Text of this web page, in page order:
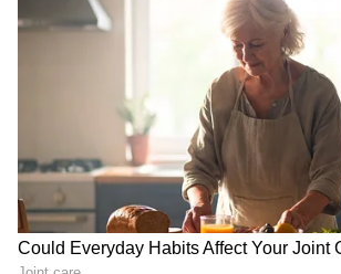
5
Image Credit : Asianet News
ఎన్టీఆర్ మూవీ నుంచి చిరంజీవి అవుట్